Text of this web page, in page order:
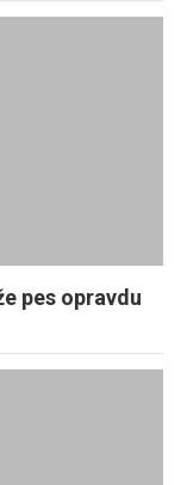
pes opravdu